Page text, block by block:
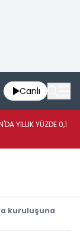
Canlı
YILLIK YÜZDE 0,1
kuruluşuna